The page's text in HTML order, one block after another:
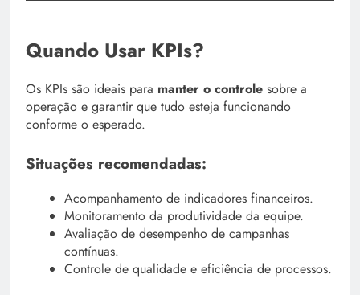
Quando Usar KPIs?
Os KPIs são ideais para manter o controle sobre a
operação e garantir que tudo esteja funcionando
conforme o esperado.
Situações recomendadas:
Acompanhamento de indicadores financeiros.
Monitoramento da produtividade da equipe.
Avaliação de desempenho de campanhas
contínuas.
Controle de qualidade e eficiência de processos.